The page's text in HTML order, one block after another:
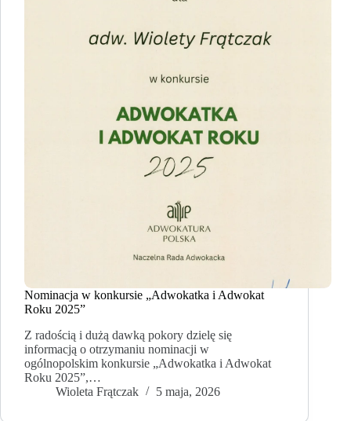
Nominacja w konkursie „Adwokatka i Adwokat
Roku 2025”
Z radością i dużą dawką pokory dzielę się
informacją o otrzymaniu nominacji w
ogólnopolskim konkursie „Adwokatka i Adwokat
Roku 2025”,…
Wioleta Frątczak
5 maja, 2026